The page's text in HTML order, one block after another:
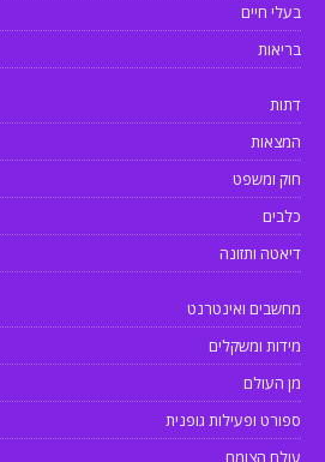
בעלי חיים
בריאות
דתות
המצאות
חוק ומשפט
כלבים
דיאטה ותזונה
מחשבים ואינטרנט
מידות ומשקלים
מן העולם
ספורט ופעילות גופנית
עולם הצומח